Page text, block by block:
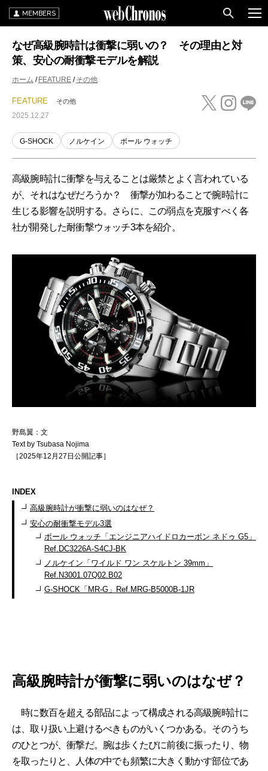
MEMBERS
なぜ高級腕時計は衝撃に弱いの？ その理由と対
策、安心の耐衝撃モデルを解説
ホーム FEATURE その他
FEATURE その他
2025.12.27
G-SHOCK ノルケイン ボール ウォッチ
高級腕時計に衝撃を与えることは厳禁とよく言われている
が、それはなぜだろうか？ 衝撃が加わることで腕時計に
生じる影響を説明する。さらに、この弱点を克服すべく各
社が開発した耐衝撃ウォッチ3本を紹介。
野島翼：文
Text by Tsubasa Nojima
［2025年12月27日公開記事］
INDEX
高級腕時計が衝撃に弱いのはなぜ？
安心の耐衝撃モデル3選
ボール ウォッチ「エンジニアハイドロカーボン ネドゥ G5」
Ref.DC3226A-S4CJ-BK
ノルケイン「ワイルド ワン スケルトン 39mm」
Ref.N3001.07Q02.B02
G-SHOCK「MR-G」Ref.MRG-B5000B-1JR
高級腕時計が衝撃に弱いのはなぜ？
時に数百を超える部品によって構成される高級腕時計に
は、取り扱い上避けるべきものがいくつかある。そのうち
のひとつが、衝撃だ。腕は歩くたびに前後に振ったり、物
を取ったりと、人体の中でも頻繁に大きく動かす部位であ